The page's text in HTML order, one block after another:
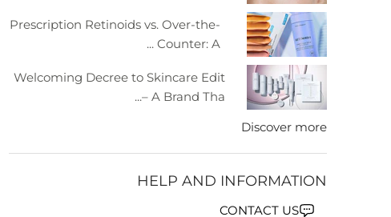
Prescription Retinoids vs. Over-the-
Counter: A ...
Welcoming Decree to Skincare Edit
– A Brand Tha...
Discover more
HELP AND INFORMATION
CONTACT US